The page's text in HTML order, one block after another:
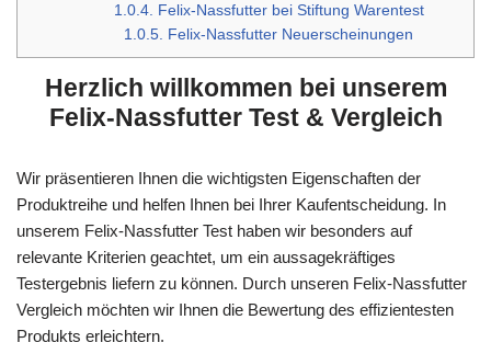
1.0.4. Felix-Nassfutter bei Stiftung Warentest
1.0.5. Felix-Nassfutter Neuerscheinungen
Herzlich willkommen bei unserem
Felix-Nassfutter Test & Vergleich
Wir präsentieren Ihnen die wichtigsten Eigenschaften der
Produktreihe und helfen Ihnen bei Ihrer Kaufentscheidung. In
unserem Felix-Nassfutter Test haben wir besonders auf
relevante Kriterien geachtet, um ein aussagekräftiges
Testergebnis liefern zu können. Durch unseren Felix-Nassfutter
Vergleich möchten wir Ihnen die Bewertung des effizientesten
Produkts erleichtern.